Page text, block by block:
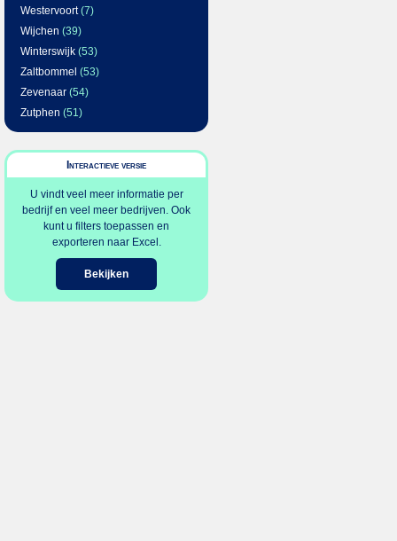
Westervoort(7)
Wijchen (39)
Winterswijk (53)
Zaltbommel (53)
Zevenaar (54)
Zutphen (51)
Interactieve versie
U vindt veel meer informatie per
bedrijf en veel meer bedrijven. Ook
kunt u filters toepassen en
exporteren naar Excel.
Bekijken